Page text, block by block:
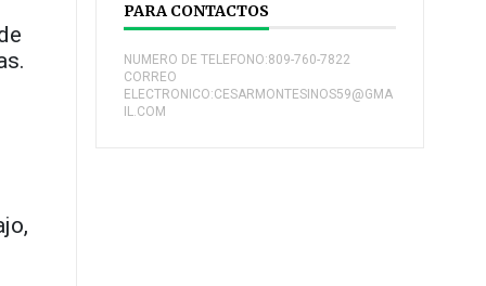
PARA CONTACTOS
NUMERO DE TELEFONO:809-760-7822
CORREO
ELECTRONICO:CESARMONTESINOS59@GMA
IL.COM